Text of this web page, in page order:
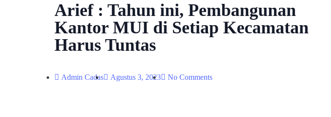
Arief : Tahun ini, Pembangunan
Kantor MUI di Setiap Kecamatan
Harus Tuntas
Admin Cadas Agustus 3, 2023 No Comments